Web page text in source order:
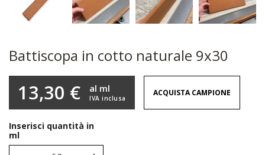
Battiscopa in cotto naturale 9x30
13,30 € IVA inclusa
al ml ACQUISTA CAMPIONE
Inserisci quantità in
ml